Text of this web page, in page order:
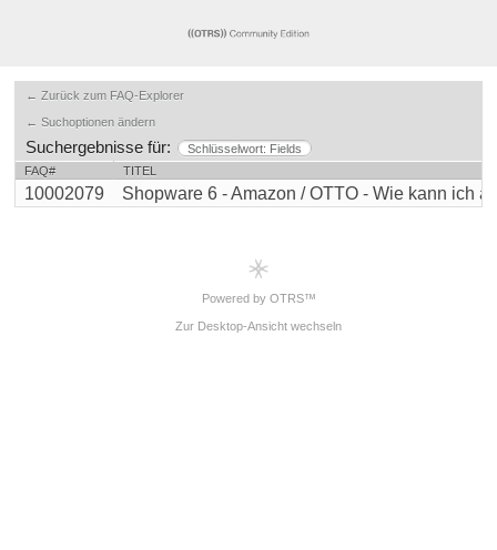
← Zurück zum FAQ-Explorer
← Suchoptionen ändern
Suchergebnisse für:
Schlüsselwort: Fields
FAQ#
TITEL
10002079 Shopware 6 - Amazon / OTTO - Wie kann ich
Powered by OTRS™
Zur Desktop-Ansicht wechseln